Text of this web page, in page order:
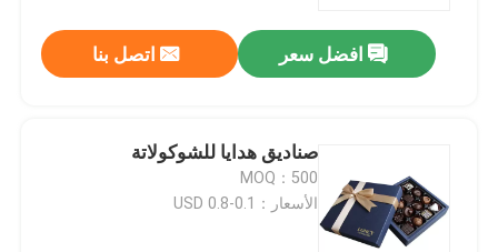
منزل
أشرطة فيديو
افضل سعر اتصل بنا
صناديق هدايا للشوكولاتة
MOQ：500
الأسعار：0.1-0.8 USD